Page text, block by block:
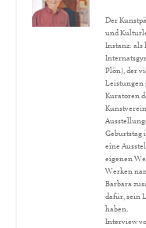
Der
und
Instanz: als langjähriger Kunsterzieher am Staatlichen
Plön), der
Leistungen
Kuratoren
Geburtstag
eine
eigenen
Werken
Barbara
dafür, sein
haben.
Interview